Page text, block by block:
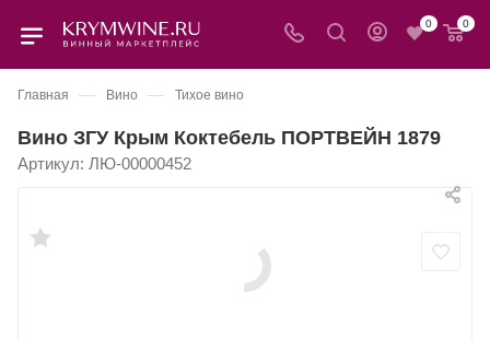
0 0
Главная — Вино — Тихое вино
Вино ЗГУ Крым Коктебель ПОРТВЕЙН 1879
Артикул: ЛЮ-00000452